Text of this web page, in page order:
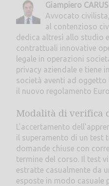
Giampiero
Avvocato
al contenzioso
dedica altresì allo studio
contrattuali innovative
legale in operazioni
privacy aziendale e tiene
società aventi ad
il nuovo regolamento
Modalità di verifica
L'accertamento
il superamento di un test
domande chiuse con
termine del corso. Il test
estratte casualmente da
esposte in modo casuale